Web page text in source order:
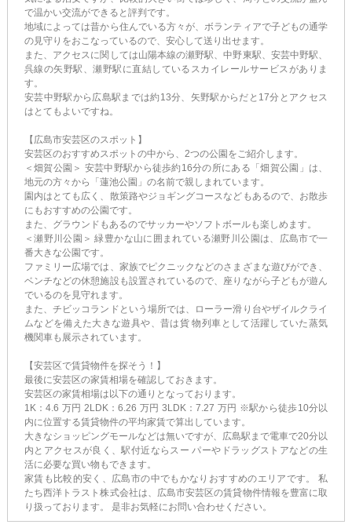
で温かい交流ができると評判です。
地域によっては昔から住んでいる方々が、ボランティアで子どもの通学
の見守りをおこなっているので、安心して送り出せます。
また、アクセスに関しては山陽本線の瀬野駅、中野東駅、安芸中野駅、
呉線の矢野駅、瀬野駅に直結しているスカイレールサービスがありま
す。
安芸中野駅から広島駅までは約13分、矢野駅からだと17分とアクセス
はとてもよいですね。
【広島市安芸区のスポット】
安芸区のおすすめスポットの中から、2つの公園をご紹介します。
＜畑賀公園＞ 安芸中野駅から徒歩約16分の所にある「畑賀公園」は、
地元の方々から「蓮池公園」の名前で親しまれています。
園内はとても広く、散策路やジョギングコースなどもあるので、お散歩
にもおすすめの公園です。
また、グラウンドもあるのでサッカーやソフトボールも楽しめます。
＜瀬野川公園＞ 緑豊かな山に囲まれている瀬野川公園は、広島市で一
番大きな公園です。
ファミリー広場では、家族でピクニックなどのさまざまな遊びができ、
ベンチなどの休憩施設も設置されているので、座りながら子どもが遊ん
でいるのを見守れます。
また、チビッコランドという場所では、ローラー滑り台やザイルクライ
ムなどを備えた大きな遊具や、昔は貨 物列車として活躍していた蒸気
機関車も展示されています。
【安芸区で賃貸物件を探そう！】
最後に安芸区の家賃相場を確認しておきます。
安芸区の家賃相場は以下の通りとなっております。
1K：4.6 万円 2LDK：6.26 万円 3LDK：7.27 万円 ※駅から徒歩10分以
内に位置する賃貸物件の平均家賃で算出しています。
大きなショッピングモールなどは無いですが、広島駅まで電車で20分以
内とアクセスが良く、駅付近ならスー パーやドラッグストアなどの生
活に必要な買い物もできます。
家賃も比較的安く、広島市の中でもかなりおすすめのエリアです。 私
たち西洋トラスト株式会社は、広島市安芸区の賃貸物件情報を豊富に取
り扱っております。 是非お気軽にお問い合わせください。